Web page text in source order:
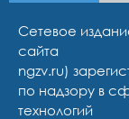
Сетевое
сайта
ngzv.ru)
по надзору в
технологий